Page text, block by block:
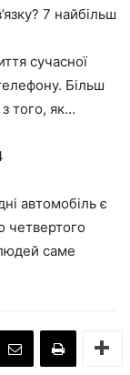
7 найбільш
сучасної
Більш
того, як…
автомобіль є
четвертого
саме